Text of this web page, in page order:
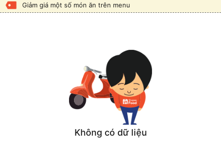
Giảm giá một số món ăn trên menu
Không có dữ liệu